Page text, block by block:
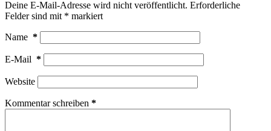
Deine E-Mail-Adresse wird nicht veröffentlicht. Erforderliche
Felder sind mit * markiert
Name *
E-Mail *
Website
Kommentar schreiben *